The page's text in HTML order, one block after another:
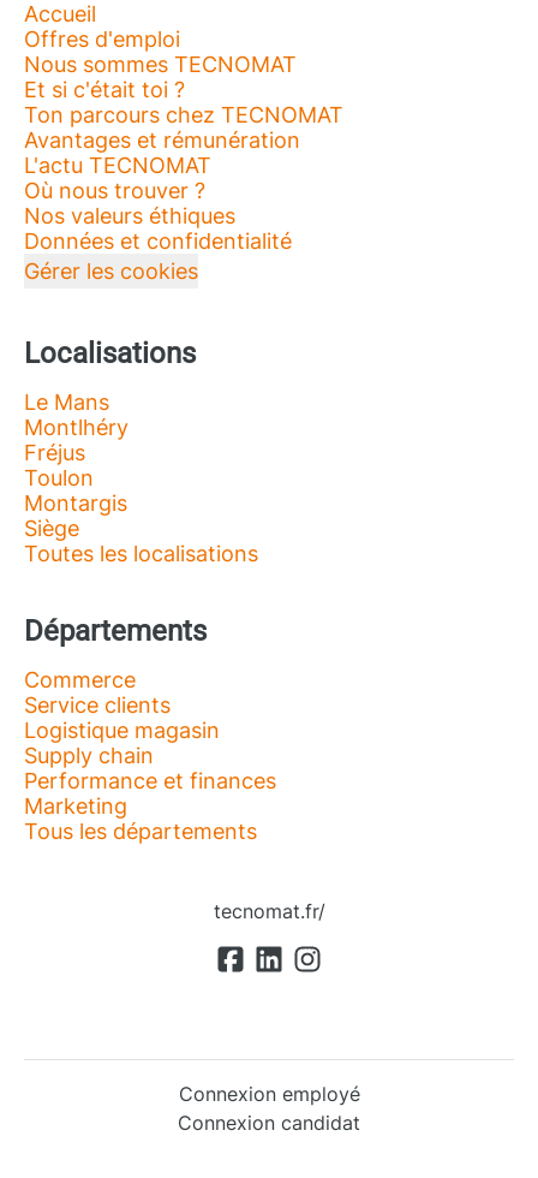
Accueil
Offres d'emploi
Nous sommes TECNOMAT
Et si c'était toi ?
Ton parcours chez TECNOMAT
Avantages et rémunération
L'actu TECNOMAT
Où nous trouver ?
Nos valeurs éthiques
Données et confidentialité
Gérer les cookies
Localisations
Le Mans
Montlhéry
Fréjus
Toulon
Montargis
Siège
Toutes les localisations
Départements
Commerce
Service clients
Logistique magasin
Supply chain
Performance et finances
Marketing
Tous les départements
tecnomat.fr/
Connexion employé
Connexion candidat